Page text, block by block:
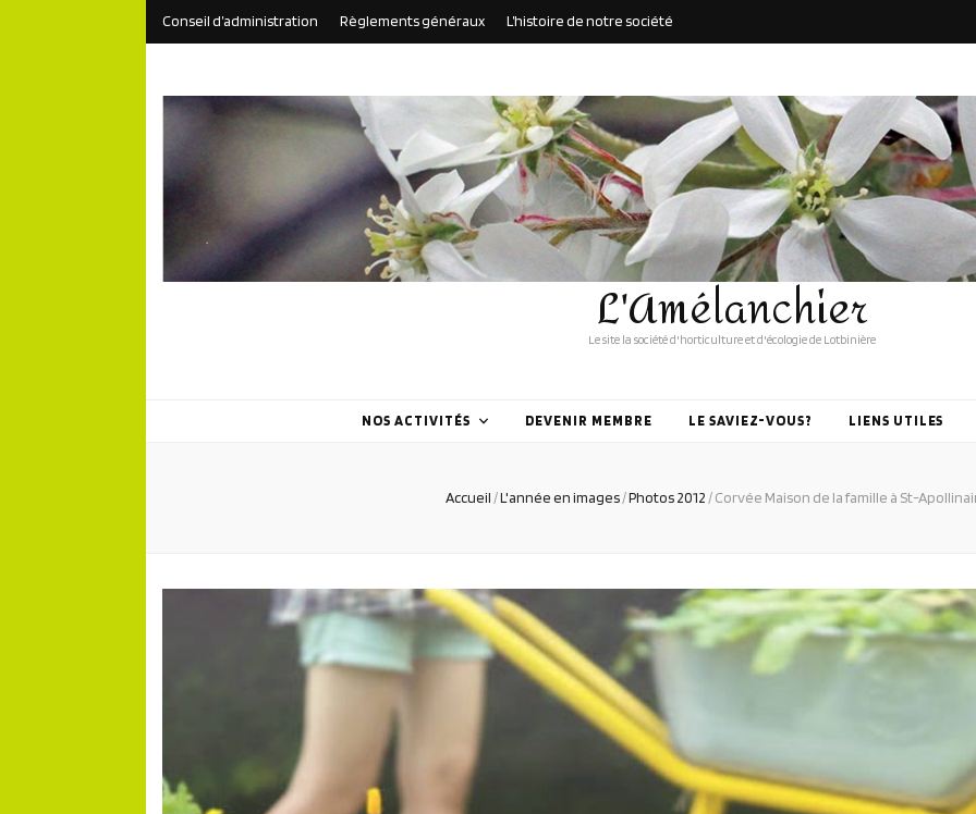
Conseil d’administration Règlements généraux L’histoire de notre société
L'Amélanchier
Le site la société d'horticulture et d'écologie de Lotbinière
NOS ACTIVITÉS DEVENIR MEMBRE LE SAVIEZ-VOUS? LIENS UTILES
Accueil/L'année en images/Photos 2012/ Corvée Maison de la famille à St-